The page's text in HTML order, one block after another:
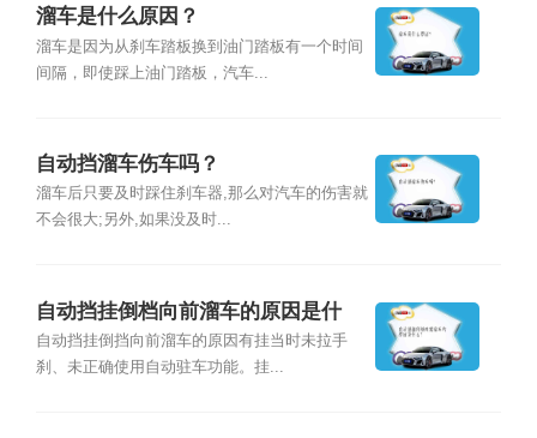
溜车是什么原因？
溜车是因为从刹车踏板换到油门踏板有一个时间
间隔，即使踩上油门踏板，汽车...
自动挡溜车伤车吗？
溜车后只要及时踩住刹车器,那么对汽车的伤害就
不会很大;另外,如果没及时...
自动挡挂倒档向前溜车的原因是什
么？
自动挡挂倒挡向前溜车的原因有挂当时未拉手
刹、未正确使用自动驻车功能。挂...